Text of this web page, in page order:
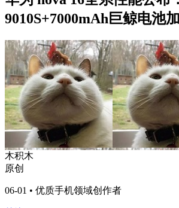
9010S+7000mAh巨鲸电池
木积木
原创
06-01 • 优质手机领域创作者